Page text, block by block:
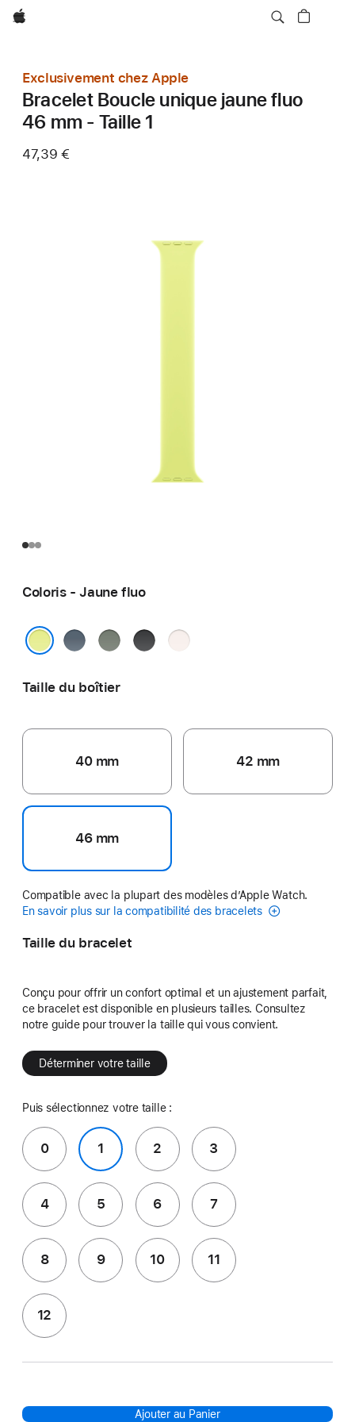
Apple
Exclusivement chez Apple
Bracelet Boucle unique jaune fluo
46 mm - Taille 1
47,39 €
Coloris - Jaune fluo
Bleu
Gris
Noir
Rose
Taille du boîtier
40 mm 42 mm
46 mm
Compatible avec la plupart des modèles d’Apple Watch.
En savoir plus sur la compatibilité des bracelets
Taille du bracelet
Conçu pour offrir un confort optimal et un ajustement parfait,
ce bracelet est disponible en plusieurs tailles. Consultez
notre guide pour trouver la taille qui vous convient.
Déterminer votre taille
Puis sélectionnez votre taille :
0 1 2 3
4 5 6 7
8 9 10 11
12
Ajouter au Panier